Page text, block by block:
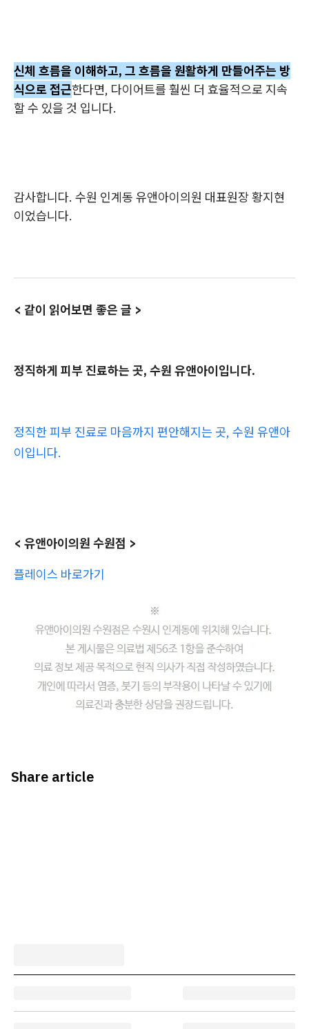
신체 흐름을 이해하고, 그 흐름을 원활하게 만들어주는 방
식으로 접근한다면, 다이어트를 훨씬 더 효율적으로 지속
할 수 있을 것 입니다.
감사합니다. 수원 인계동 유앤아이의원 대표원장 황지현
이었습니다.
< 같이 읽어보면 좋은 글 >
정직하게 피부 진료하는 곳, 수원 유앤아이입니다.
정직한 피부 진료로 마음까지 편안해지는 곳, 수원 유앤아
이입니다.
< 유앤아이의원 수원점 >
플레이스 바로가기
Share article